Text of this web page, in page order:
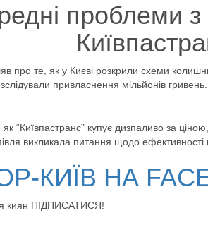
проблеми з
про те, як у Києві розкрили схеми
привласнення мільйонів
“Київпастранс” купує дизпаливо за
викликала питання щодо ефективності
КИЇВ НА
киян ПІДПИСАТИСЯ!